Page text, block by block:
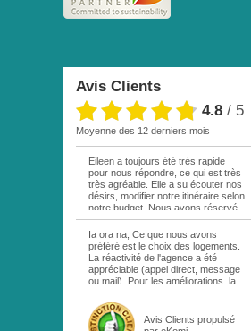
Avis Clients
4.8 / 5
moyenne des 12 derniers mois
Eileen a toujours été très rapide
pour nous répondre, ce qui est très
très agréable. Elle a su écouter nos
désirs, modifier notre itinéraire selon
notre budget. Nous avons réservé
par mail une excursion sur votre
site. La personne responsable étant
en vacances, personne ne nous a
répondu. Au bout d une semaine,
remail de ma part, cette fois à Eileen
. Réponse rapide comme quoi cette
!!! Nous n avons pas pu bénéficier
du siège demandé dans l avion,
réservation faite plus d une année
Ia ora na, Ce que nous avons
préféré est le choix des logements.
La réactivité de l'agence a été
appréciable (appel direct, message
ou mail). Pour les améliorations, la
location de la voiture sur MOOREA
aurait été plus pratique en passant
directement par le service de
location de l'hôtel (Island beach).
Avis Clients propulsé